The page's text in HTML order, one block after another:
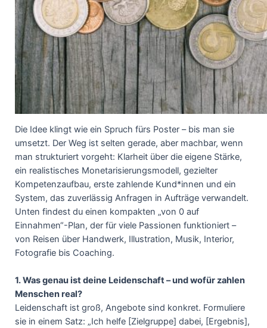
Die Idee klingt wie ein Spruch fürs Poster – bis man sie
umsetzt. Der Weg ist selten gerade, aber machbar, wenn
man strukturiert vorgeht: Klarheit über die eigene Stärke,
ein realistisches Monetarisierungsmodell, gezielter
Kompetenzaufbau, erste zahlende Kund*innen und ein
System, das zuverlässig Anfragen in Aufträge verwandelt.
Unten findest du einen kompakten „von 0 auf
Einnahmen“-Plan, der für viele Passionen funktioniert –
von Reisen über Handwerk, Illustration, Musik, Interior,
Fotografie bis Coaching.
1. Was genau ist deine Leidenschaft – und wofür zahlen
Menschen real?
Leidenschaft ist groß, Angebote sind konkret. Formuliere
sie in einem Satz: „Ich helfe [Zielgruppe] dabei, [Ergebnis],